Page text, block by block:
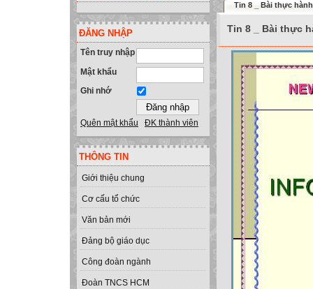
ĐĂNG NHẬP
Tên truy nhập
Mật khẩu
Ghi nhớ
Quên mật khẩu ĐK thành viên
THÔNG TIN
Giới thiệu chung
Cơ cấu tổ chức
Văn bản mới
Đảng bộ giáo dục
Công đoàn ngành
Đoàn TNCS HCM
Tin 8 _ Bài thực
Tin 8 _ Bài thực